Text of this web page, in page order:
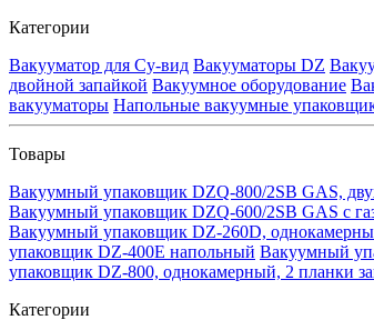
Категории
Вакууматор для Су-вид Вакууматоры DZ
двойной запайкой Вакуумное оборудование
вакууматоры Напольные вакуумные
Товары
Вакуумный упаковщик DZQ-800/2SB GAS,
Вакуумный упаковщик DZQ-600/2SB GAS с
Вакуумный упаковщик DZ-260D,
упаковщик DZ-400E напольный Вакуумный
упаковщик DZ-800, однокамерный, 2 планки
Категории